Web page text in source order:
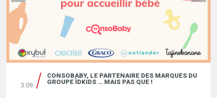
3.09
CONSOBABY, LE PARTENAIRE DES MARQUES DU
GROUPE ÏDKIDS … MAIS PAS QUE !